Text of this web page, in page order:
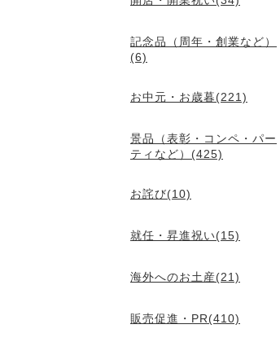
記念品（周年・創業など）
(6)
お中元・お歳暮(221)
景品（表彰・コンペ・パー
ティなど）(425)
お詫び(10)
就任・昇進祝い(15)
海外へのお土産(21)
販売促進・PR(410)